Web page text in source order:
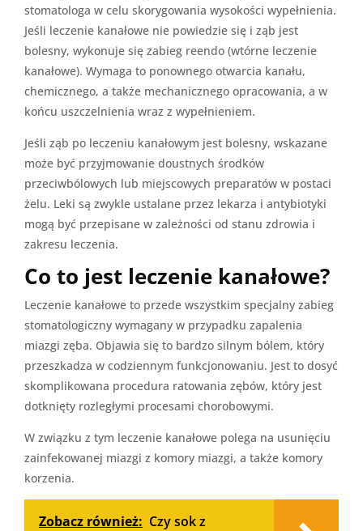
stomatologa w celu skorygowania wysokości wypełnienia.
Jeśli leczenie kanałowe nie powiedzie się i ząb jest
bolesny, wykonuje się zabieg reendo (wtórne leczenie
kanałowe). Wymaga to ponownego otwarcia kanału,
chemicznego, a także mechanicznego opracowania, a w
końcu uszczelnienia wraz z wypełnieniem.
Jeśli ząb po leczeniu kanałowym jest bolesny, wskazane
może być przyjmowanie doustnych środków
przeciwbólowych lub miejscowych preparatów w postaci
żelu. Leki są zwykle ustalane przez lekarza i antybiotyki
mogą być przepisane w zależności od stanu zdrowia i
zakresu leczenia.
Co to jest leczenie kanałowe?
Leczenie kanałowe to przede wszystkim specjalny zabieg
stomatologiczny wymagany w przypadku zapalenia
miazgi zęba. Objawia się to bardzo silnym bólem, który
przeszkadza w codziennym funkcjonowaniu. Jest to dosyć
skomplikowana procedura ratowania zębów, który jest
dotknięty rozległymi procesami chorobowymi.
W związku z tym leczenie kanałowe polega na usunięciu
zainfekowanej miazgi z komory miazgi, a także komory
korzenia.
Zobacz również: Czy sok z